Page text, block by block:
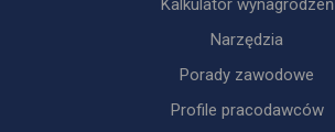
Kalkulator wynagrodzeń
Narzędzia
Porady zawodowe
Profile pracodawców